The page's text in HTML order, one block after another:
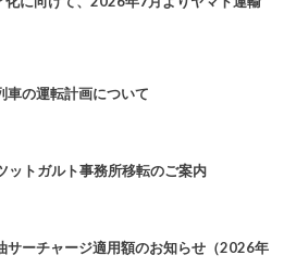
車の運転計画について
ットガルト事務所移転のご案内
サーチャージ適用額のお知らせ（2026年